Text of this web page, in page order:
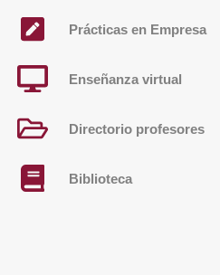
Prácticas en Empresa
Enseñanza virtual
Directorio profesores
Biblioteca